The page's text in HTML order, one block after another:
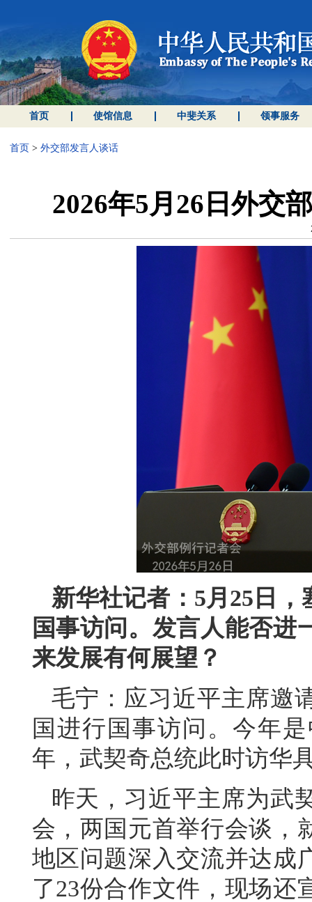
首页 使馆信息 中斐关系 领事服务
首页 > 外交部发言人谈话
2026年5月26日外交
新华社记者：5月25日
国事访问。发言人能否进
来发展有何展望？
毛宁：应习近平主席邀
国进行国事访问。今年
年，武契奇总统此时访华
昨天，习近平主席为武
会，两国元首举行会谈，
地区问题深入交流并达成
了23份合作文件，现场还